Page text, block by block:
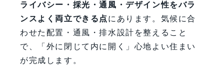
ライバシー・採光・通風・デザイン性をバラ
ンスよく両立できる点 にあります。気候に合
わせた配置・通風・排水設計を整えること
で、「外に閉じて内に開く」心地よい住まい
が完成します。